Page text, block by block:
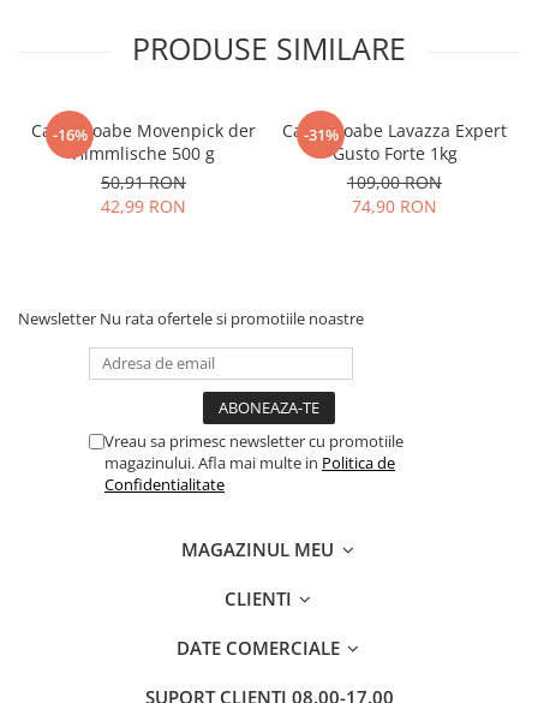
PRODUSE SIMILARE
-16%
Cafea boabe Movenpick der
Himmlische 500 g
50,91 RON
42,99 RON
-31%
Cafea boabe Lavazza Expert
Gusto Forte 1kg
109,00 RON
74,90 RON
Newsletter Nu rata ofertele si promotiile noastre
Vreau sa primesc newsletter cu promotiile
magazinului. Afla mai multe in Politica de
Confidentialitate
MAGAZINUL MEU
CLIENTI
DATE COMERCIALE
SUPORT CLIENTI 08.00-17.00